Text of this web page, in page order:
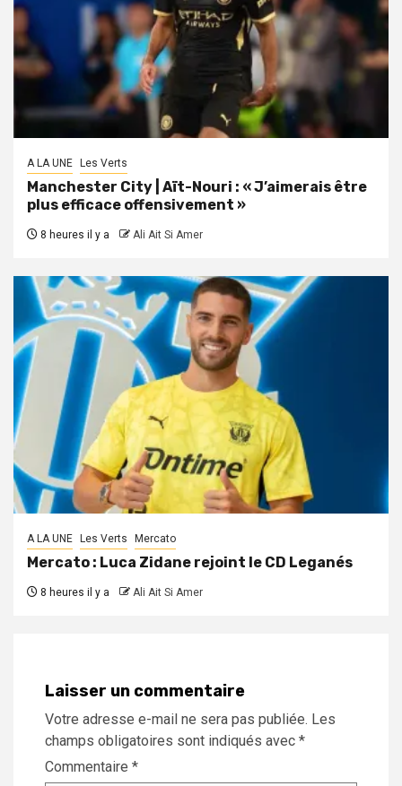
A LA UNE Les Verts
Manchester City | Aït-Nouri : « J’aimerais être
plus efficace offensivement »
8 heures il y a Ali Ait Si Amer
A LA UNE Les Verts Mercato
Mercato : Luca Zidane rejoint le CD Leganés
8 heures il y a Ali Ait Si Amer
Laisser un commentaire
Votre adresse e-mail ne sera pas publiée. Les
champs obligatoires sont indiqués avec *
Commentaire *